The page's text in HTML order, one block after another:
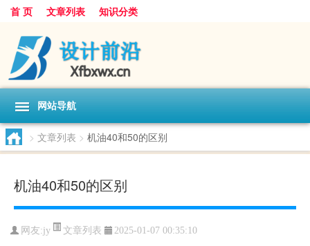
首 页 文章列表 知识分类
网站导航
> 文章列表 > 机油40和50的区别
机油40和50的区别
网友:jy 文章列表 2025-01-07 00:35:10